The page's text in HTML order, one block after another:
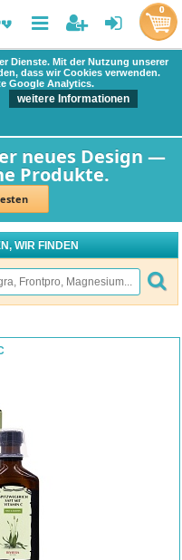
Dienste. Mit der Nutzung unserer
dass wir Cookies verwenden.
Google Analytics.
weitere Informationen
neues Design —
Produkte.
0
WIR FINDEN